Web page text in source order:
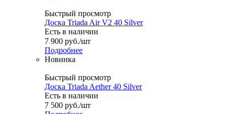
Быстрый просмотр
Доска Triada Air V2 40 Silver
Есть в наличии
7 900 руб./шт
Подробнее
Новинка
Быстрый просмотр
Доска Triada Aether 40 Silver
Есть в наличии
7 500 руб./шт